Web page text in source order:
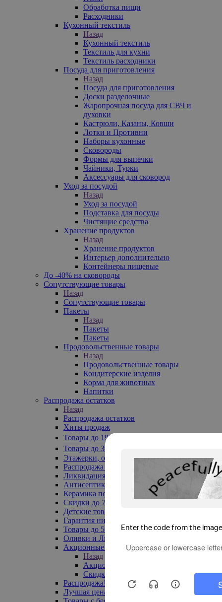
Обработка пищи
Расходники
Кухонный текстиль
Назад
Кухонный текстиль
Текстиль для кухни
Текстиль расходники
Посуда для приготовления
Назад
Посуда для приготовления
Доски разделочные
Жаропрочная посуда для СВЧ и
духовки
Кастрюли, Казаны, Ковши
Лотки и Противни
Наборы кухонные
Сковороды
Формы для выпечки
Чайники, Турки
Аксессуары для сковород
Уход за посудой
Назад
Уход за посудой
Подставка для посуды
Чистящие средства
Хранение продуктов
Назад
Хранение продуктов
Интерьер дополнительно
Контейнеры пищевые
До -40% на сковороды
Сопутствующие товары
Назад
Сопутствующие товары
Пакеты
Назад
Пакеты
Пакеты
Продовольственные товары
Назад
Продовольственные товары
Кондитерские изделия
Корма для животных
Напитки
Распродажа остатков
Назад
Распродажа остатков
Хиты продаж
Товары до 199₽
Товары до 399₽
Этажерки, обувницы
Распродажа текстиля до -50%
Ликвидация до -70%
Антисептики
Керамика по 129 руб
Скидки до 70%
Детские товары
Гарантия низкой цены
Товары до 500 руб
Оливки и Лимоны
Акционные товары
Назад
Акционные товары
Скидка 20% по промокоду
Распродажа! Ульяновск до -70%
Лучшая цена